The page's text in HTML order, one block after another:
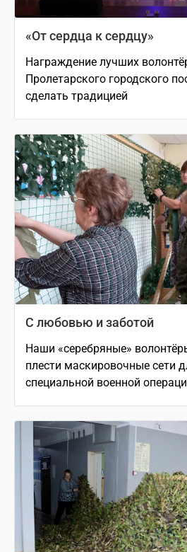
«От сердца к сердцу»
Награждение лучших
Пролетарского городского
сделать традицией
С любовью и заботой
Наши «серебряные»
плести маскировочные сети
специальной военной